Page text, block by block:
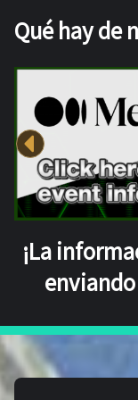
Qué hay de
¡La